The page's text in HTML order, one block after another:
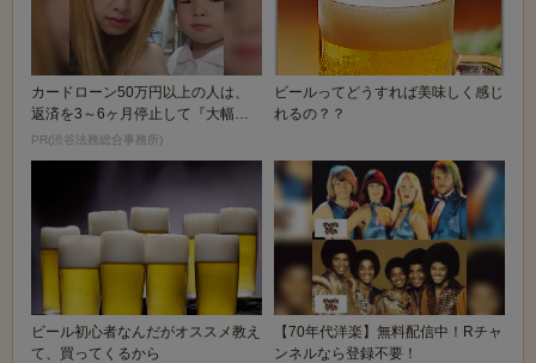
カードローン50万円以上の人は、
返済を3～6ヶ月停止して『大幅に
減額してから返済...
PR(渋谷法務総合事務所)
ビールってどうすれば美味しく感じ
れるの？？
ビール初心者なんだがオススメ教え
て、買ってくるから
【70年代洋楽】無料配信中！Rチャ
ンネルなら登録不要！